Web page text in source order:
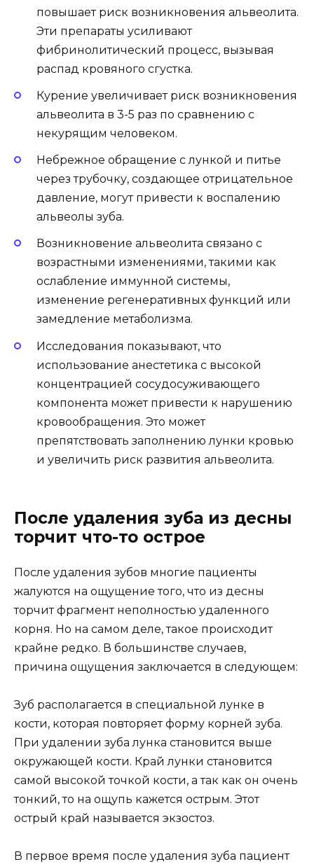
повышает риск возникновения альвеолита.
Эти препараты усиливают
фибринолитический процесс, вызывая
распад кровяного сгустка.
Курение увеличивает риск возникновения
альвеолита в 3-5 раз по сравнению с
некурящим человеком.
Небрежное обращение с лункой и питье
через трубочку, создающее отрицательное
давление, могут привести к воспалению
альвеолы зуба.
Возникновение альвеолита связано с
возрастными изменениями, такими как
ослабление иммунной системы,
изменение регенеративных функций или
замедление метаболизма.
Исследования показывают, что
использование анестетика с высокой
концентрацией сосудосуживающего
компонента может привести к нарушению
кровообращения. Это может
препятствовать заполнению лунки кровью
и увеличить риск развития альвеолита.
После удаления зуба из десны
торчит что-то острое
После удаления зубов многие пациенты
жалуются на ощущение того, что из десны
торчит фрагмент неполностью удаленного
корня. Но на самом деле, такое происходит
крайне редко. В большинстве случаев,
причина ощущения заключается в следующем:
Зуб располагается в специальной лунке в
кости, которая повторяет форму корней зуба.
При удалении зуба лунка становится выше
окружающей кости. Край лунки становится
самой высокой точкой кости, а так как он очень
тонкий, то на ощупь кажется острым. Этот
острый край называется экзостоз.
В первое время после удаления зуба пациент